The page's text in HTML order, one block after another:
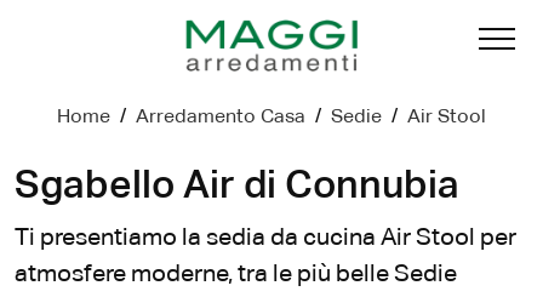
Home / Arredamento Casa / Sedie / Air Stool
Sgabello Air di Connubia
Ti presentiamo la sedia da cucina Air Stool per
atmosfere moderne, tra le più belle Sedie